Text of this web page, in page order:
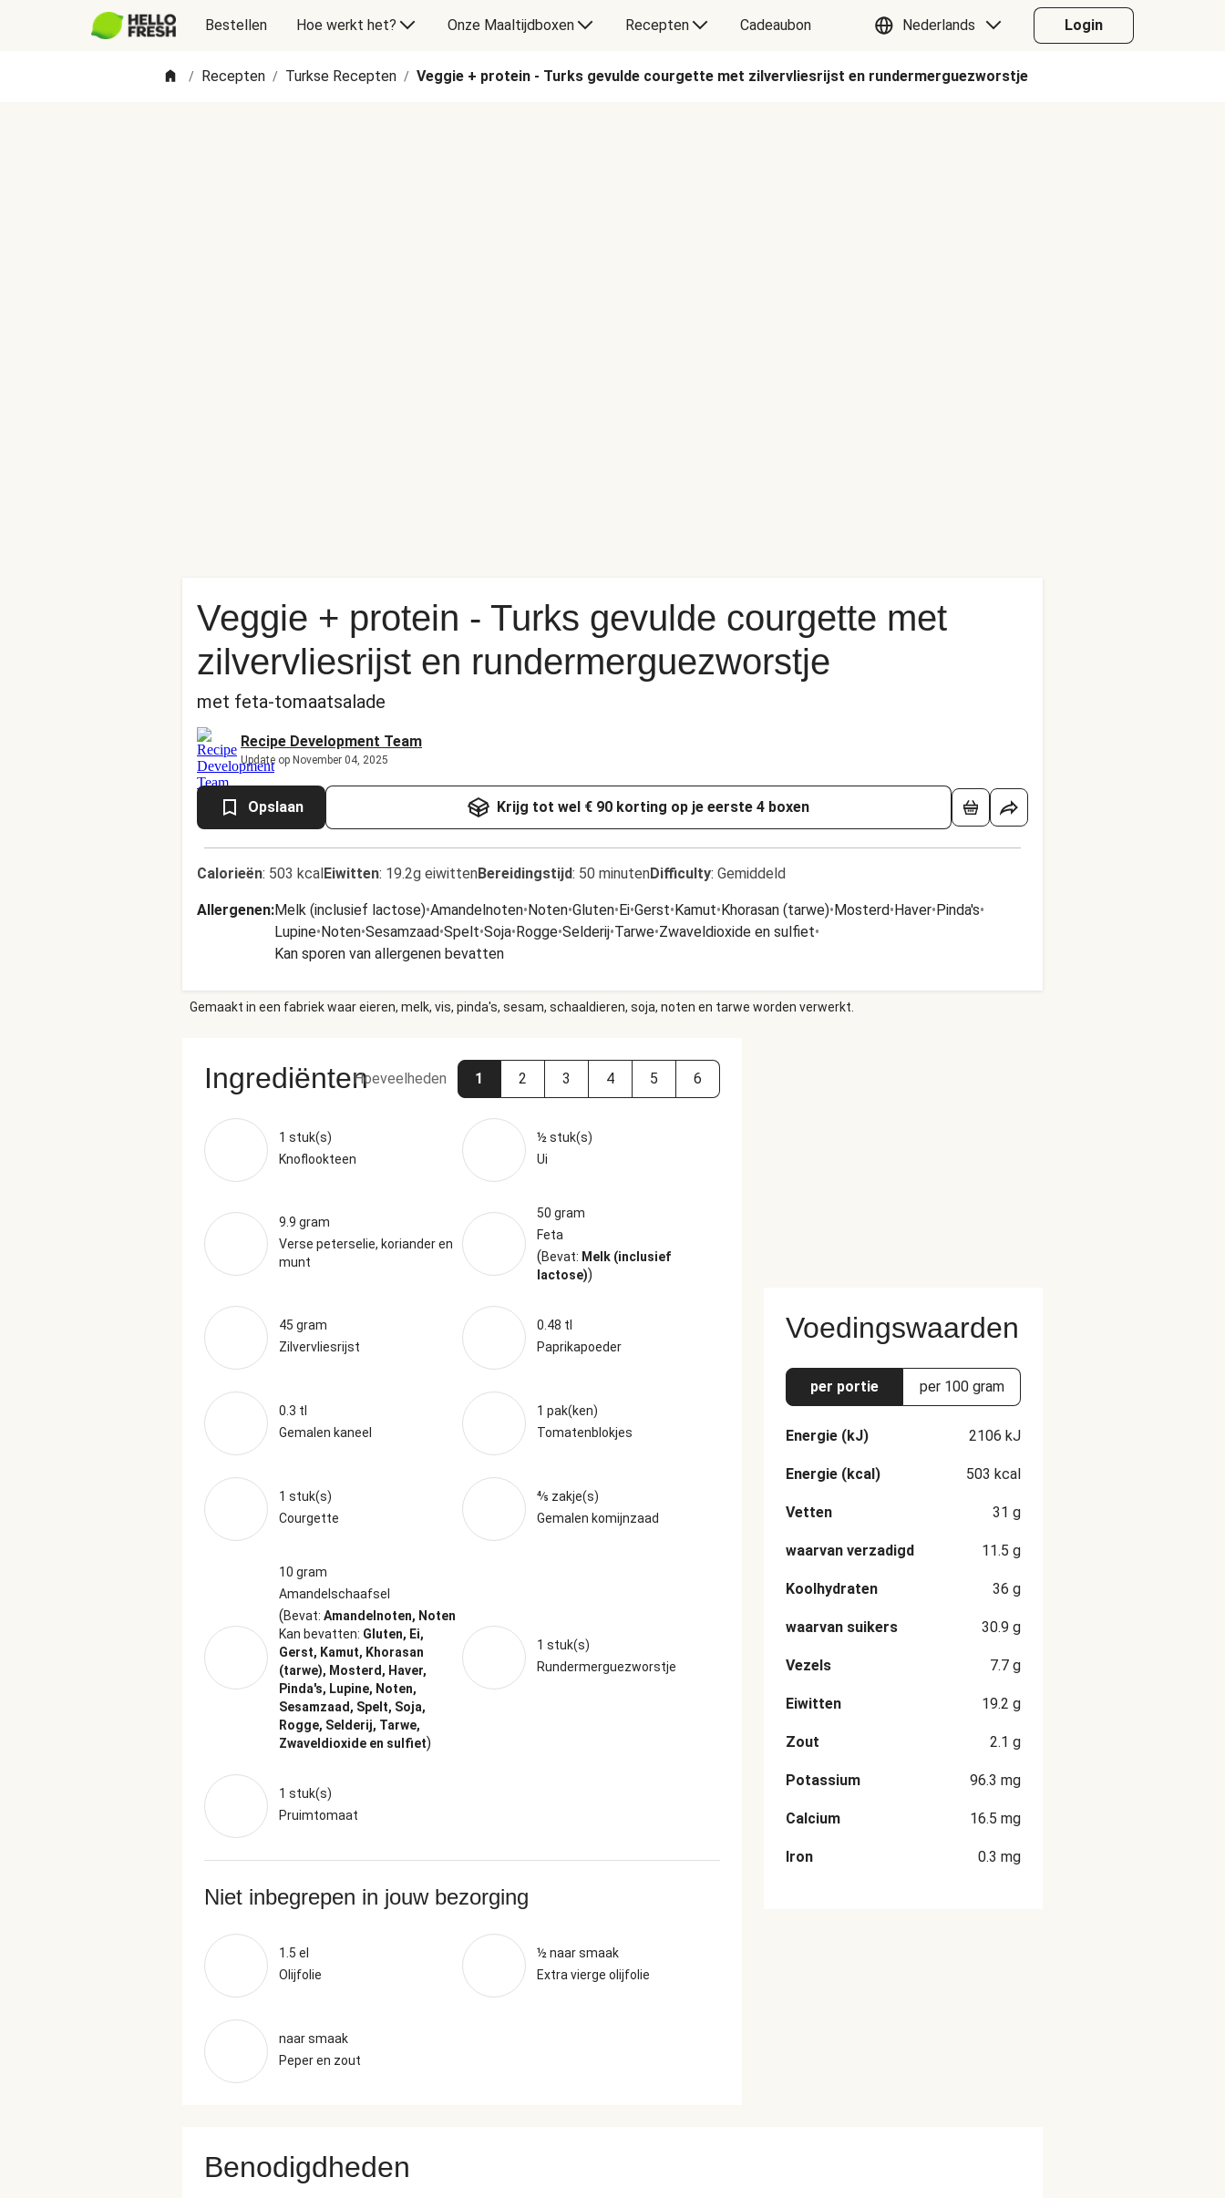
Bestellen Hoe werkt het? Onze Maaltijdboxen Recepten Cadeaubon Nederlands Login
/ Recepten / Turkse Recepten / Veggie + protein - Turks gevulde courgette met zilvervliesrijst en rundermerguezworstje
Veggie + protein - Turks gevulde courgette met
zilvervliesrijst en rundermerguezworstje
met feta-tomaatsalade
Recipe Development Team
Update op November 04, 2025
Opslaan Krijg tot wel € 90 korting op je eerste 4 boxen
Calorieën: 503 kcalEiwitten: 19.2g eiwittenBereidingstijd: 50 minutenDifficulty: Gemiddeld
Allergenen:Melk (inclusief lactose)•Amandelnoten•Noten•Gluten•Ei•Gerst•Kamut•Khorasan (tarwe)•Mosterd•Haver•Pinda's•
Lupine•Noten•Sesamzaad•Spelt•Soja•Rogge•Selderij•Tarwe•Zwaveldioxide en sulfiet•
Kan sporen van allergenen bevatten
Gemaakt in een fabriek waar eieren, melk, vis, pinda's, sesam, schaaldieren, soja, noten en tarwe worden verwerkt.
IngrediëntenHoeveelheden 1 2 3 4 5 6
1 stuk(s)
Knoflookteen
½ stuk(s)
Ui
9.9 gram
Verse peterselie, koriander en
munt
50 gram
Feta
(Bevat: Melk (inclusief
lactose))
45 gram
Zilvervliesrijst
0.48 tl
Paprikapoeder
0.3 tl
Gemalen kaneel
1 pak(ken)
Tomatenblokjes
1 stuk(s)
Courgette
⅘ zakje(s)
Gemalen komijnzaad
10 gram
Amandelschaafsel
(Bevat: Amandelnoten, Noten
Kan bevatten: Gluten, Ei,
Gerst, Kamut, Khorasan
(tarwe), Mosterd, Haver,
Pinda's, Lupine, Noten,
Sesamzaad, Spelt, Soja,
Rogge, Selderij, Tarwe,
Zwaveldioxide en sulfiet)
1 stuk(s)
Rundermerguezworstje
1 stuk(s)
Pruimtomaat
Niet inbegrepen in jouw bezorging
1.5 el
Olijfolie
½ naar smaak
Extra vierge olijfolie
naar smaak
Peper en zout
Voedingswaarden
per portie per 100 gram
Energie (kJ) 2106 kJ
Energie (kcal) 503 kcal
Vetten 31 g
waarvan verzadigd 11.5 g
Koolhydraten 36 g
waarvan suikers 30.9 g
Vezels 7.7 g
Eiwitten 19.2 g
Zout 2.1 g
Potassium 96.3 mg
Calcium 16.5 mg
Iron 0.3 mg
Benodigdheden